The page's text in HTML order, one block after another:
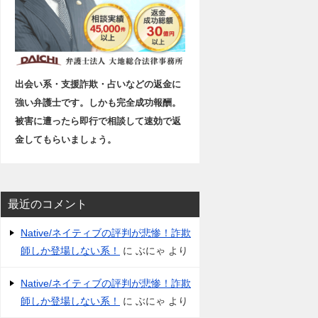
出会い系・支援詐欺・占いなどの返金に
強い弁護士です。しかも完全成功報酬。
被害に遭ったら即行で相談して速効で返
金してもらいましょう。
最近のコメント
Native/ネイティブの評判が悲惨！詐欺
師しか登場しない系！
に ぶにゃ より
Native/ネイティブの評判が悲惨！詐欺
師しか登場しない系！
に ぶにゃ より